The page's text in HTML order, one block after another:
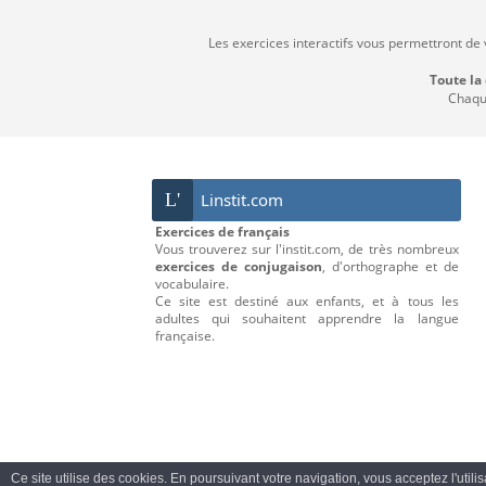
Ce site utilise des cookies. En poursuivant votre navigation, vous acceptez
Les exercices interactifs vous permettront
Toute la
L' Linstit.com
Exercices de français
Vous trouverez sur l'instit.com, de très nombreux
exercices de conjugaison, d'orthographe et de
vocabulaire.
Ce site est destiné aux enfants, et à tous les
adultes qui souhaitent apprendre la langue
française.